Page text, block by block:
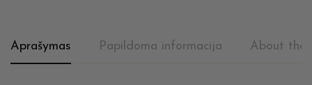
Aprašymas Papildoma informacija About the